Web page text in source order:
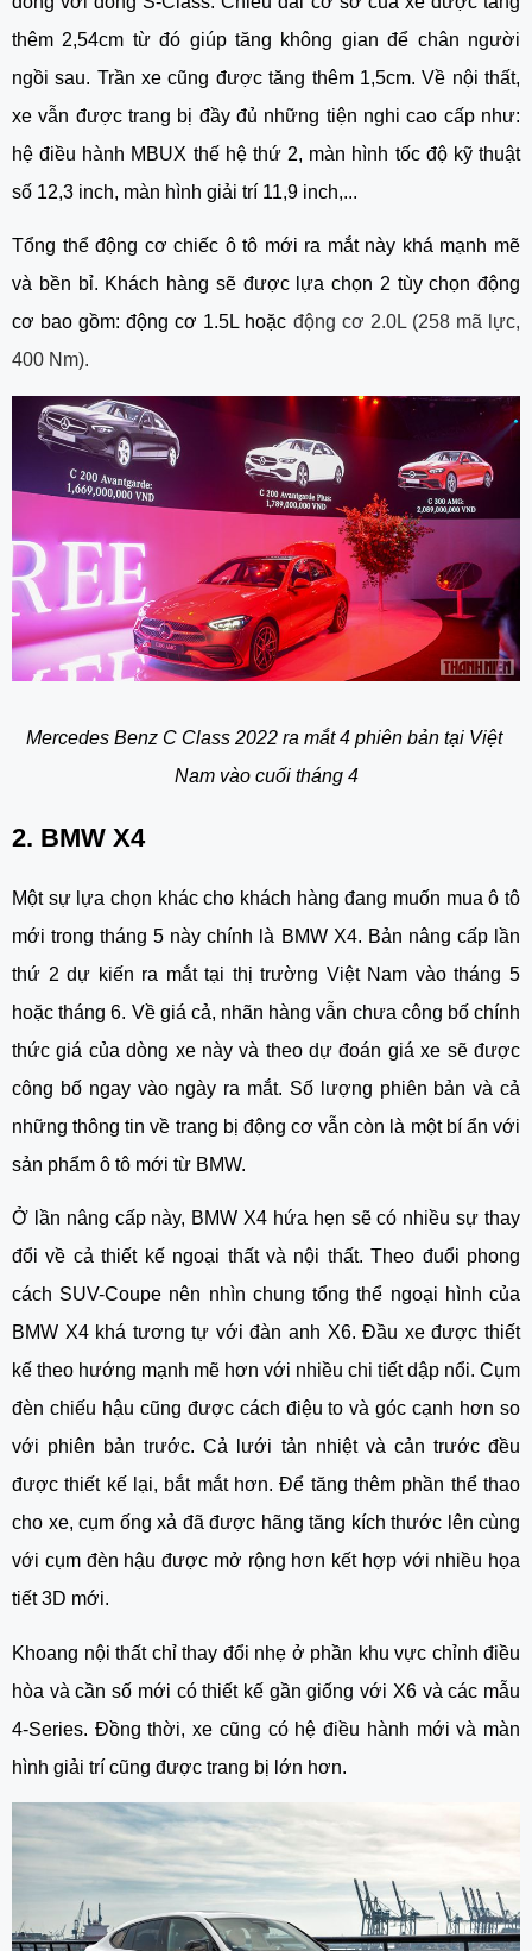
thêm 2,54cm từ đó giúp tăng không gian để chân người
ngồi sau. Trần xe cũng được tăng thêm 1,5cm. Về nội thất,
xe vẫn được trang bị đầy đủ những tiện nghi cao cấp như:
hệ điều hành MBUX thế hệ thứ 2, màn hình tốc độ kỹ thuật
số 12,3 inch, màn hình giải trí 11,9 inch,...
Tổng thể động cơ chiếc ô tô mới ra mắt này khá mạnh mẽ
và bền bỉ. Khách hàng sẽ được lựa chọn 2 tùy chọn động
cơ bao gồm: động cơ 1.5L hoặc động cơ 2.0L (258 mã lực,
400 Nm).
Mercedes Benz C Class 2022 ra mắt 4 phiên bản tại Việt
Nam vào cuối tháng 4
2. BMW X4
Một sự lựa chọn khác cho khách hàng đang muốn mua ô tô
mới trong tháng 5 này chính là BMW X4. Bản nâng cấp lần
thứ 2 dự kiến ra mắt tại thị trường Việt Nam vào tháng 5
hoặc tháng 6. Về giá cả, nhãn hàng vẫn chưa công bố chính
thức giá của dòng xe này và theo dự đoán giá xe sẽ được
công bố ngay vào ngày ra mắt. Số lượng phiên bản và cả
những thông tin về trang bị động cơ vẫn còn là một bí ẩn với
sản phẩm ô tô mới từ BMW.
Ở lần nâng cấp này, BMW X4 hứa hẹn sẽ có nhiều sự thay
đổi về cả thiết kế ngoại thất và nội thất. Theo đuổi phong
cách SUV-Coupe nên nhìn chung tổng thể ngoại hình của
BMW X4 khá tương tự với đàn anh X6. Đầu xe được thiết
kế theo hướng mạnh mẽ hơn với nhiều chi tiết dập nổi. Cụm
đèn chiếu hậu cũng được cách điệu to và góc cạnh hơn so
với phiên bản trước. Cả lưới tản nhiệt và cản trước đều
được thiết kế lại, bắt mắt hơn. Để tăng thêm phần thể thao
cho xe, cụm ống xả đã được hãng tăng kích thước lên cùng
với cụm đèn hậu được mở rộng hơn kết hợp với nhiều họa
tiết 3D mới.
Khoang nội thất chỉ thay đổi nhẹ ở phần khu vực chỉnh điều
hòa và cần số mới có thiết kế gần giống với X6 và các mẫu
4-Series. Đồng thời, xe cũng có hệ điều hành mới và màn
hình giải trí cũng được trang bị lớn hơn.